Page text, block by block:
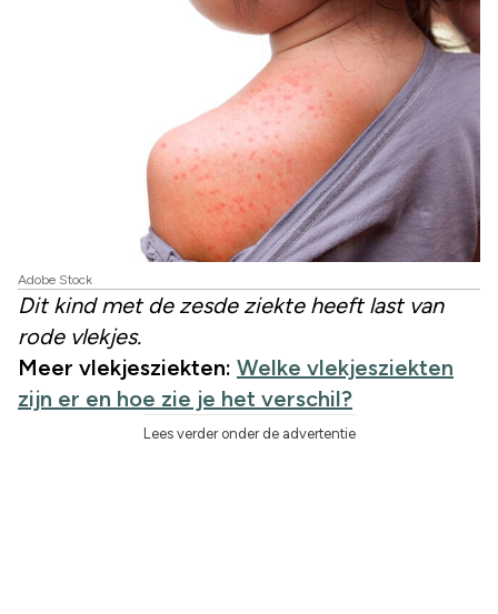
Adobe Stock
Dit kind met de zesde ziekte heeft last van
rode vlekjes.
Meer vlekjesziekten: Welke vlekjesziekten
zijn er en hoe zie je het verschil?
Lees verder onder de advertentie